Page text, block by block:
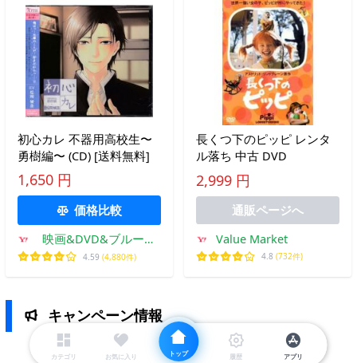
初心カレ 不器用高校生〜
勇樹編〜 (CD) [送料無料]
1,650 円
価格比較
映画&DVD&ブルーレ
イならSORA
4.59 (4,880件)
長くつ下のピッピ レンタ
ル落ち 中古 DVD
2,999 円
通販ページへ
Value Market
4.8 (732件)
キャンペーン情報
カテゴリ お気に入り トップ 履歴 アプリ